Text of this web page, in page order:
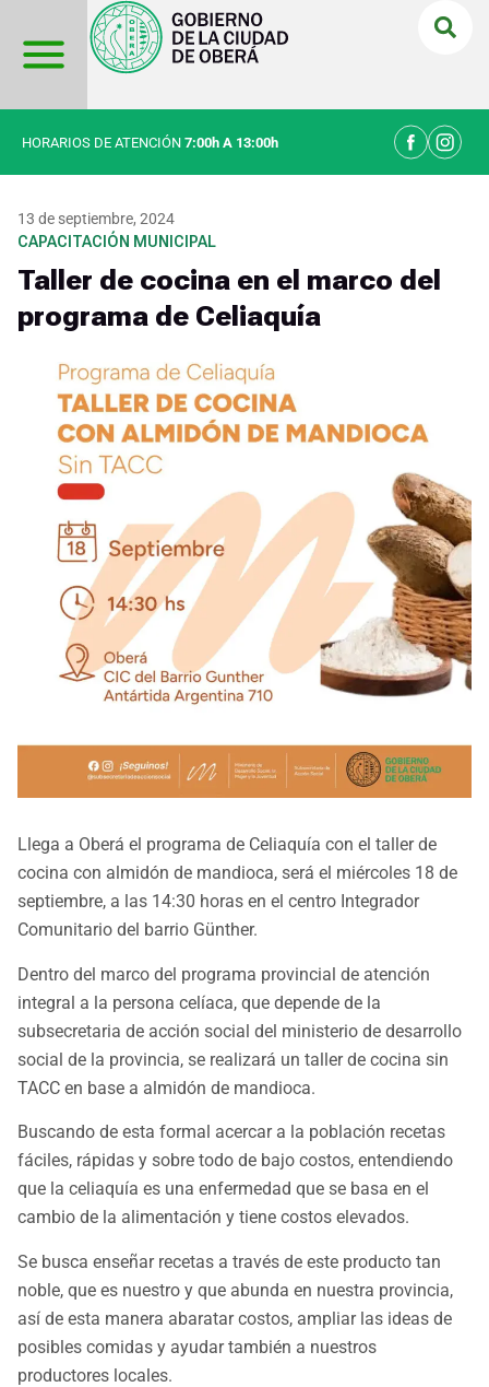
contenido
HORARIOS DE ATENCIÓN 7:00h A 13:00h
13 de septiembre, 2024
CAPACITACIÓN MUNICIPAL
Taller de cocina en el marco del
programa de Celiaquía
Llega a Oberá el programa de Celiaquía con el taller de
cocina con almidón de mandioca, será el miércoles 18 de
septiembre, a las 14:30 horas en el centro Integrador
Comunitario del barrio Günther.
Dentro del marco del programa provincial de atención
integral a la persona celíaca, que depende de la
subsecretaria de acción social del ministerio de desarrollo
social de la provincia, se realizará un taller de cocina sin
TACC en base a almidón de mandioca.
Buscando de esta formal acercar a la población recetas
fáciles, rápidas y sobre todo de bajo costos, entendiendo
que la celiaquía es una enfermedad que se basa en el
cambio de la alimentación y tiene costos elevados.
Se busca enseñar recetas a través de este producto tan
noble, que es nuestro y que abunda en nuestra provincia,
así de esta manera abaratar costos, ampliar las ideas de
posibles comidas y ayudar también a nuestros
productores locales.